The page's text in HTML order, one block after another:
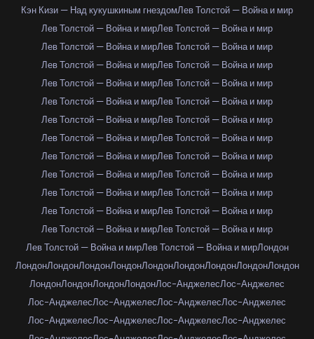
Кэн Кизи — Над кукушкиным гнездомЛев Толстой — Война и мир
Лев Толстой — Война и мирЛев Толстой — Война и мир
Лев Толстой — Война и мирЛев Толстой — Война и мир
Лев Толстой — Война и мирЛев Толстой — Война и мир
Лев Толстой — Война и мирЛев Толстой — Война и мир
Лев Толстой — Война и мирЛев Толстой — Война и мир
Лев Толстой — Война и мирЛев Толстой — Война и мир
Лев Толстой — Война и мирЛев Толстой — Война и мир
Лев Толстой — Война и мирЛев Толстой — Война и мир
Лев Толстой — Война и мирЛев Толстой — Война и мир
Лев Толстой — Война и мирЛев Толстой — Война и мир
Лев Толстой — Война и мирЛев Толстой — Война и мир
Лев Толстой — Война и мирЛев Толстой — Война и мир
Лев Толстой — Война и мирЛев Толстой — Война и мирЛондон
ЛондонЛондонЛондонЛондонЛондонЛондонЛондонЛондонЛондон
ЛондонЛондонЛондонЛондонЛос-АнджелесЛос-Анджелес
Лос-АнджелесЛос-АнджелесЛос-АнджелесЛос-Анджелес
Лос-АнджелесЛос-АнджелесЛос-АнджелесЛос-Анджелес